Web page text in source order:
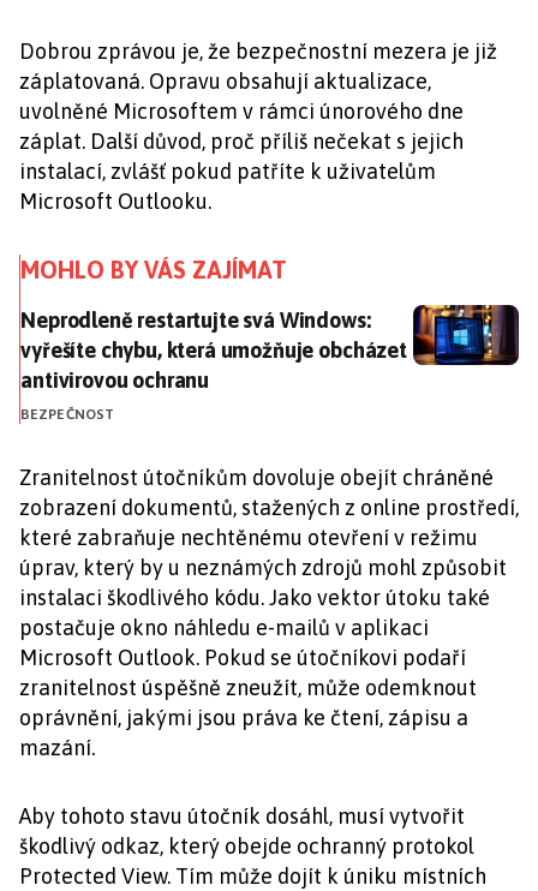
Dobrou zprávou je, že bezpečnostní mezera je již
záplatovaná. Opravu obsahují aktualizace,
uvolněné Microsoftem v rámci únorového dne
záplat. Další důvod, proč příliš nečekat s jejich
instalací, zvlášť pokud patříte k uživatelům
Microsoft Outlooku.
MOHLO BY VÁS ZAJÍMAT
Neprodleně restartujte svá Windows: vyřešíte
Neprodleně restartujte svá Windows:
vyřešíte chybu, která umožňuje obcházet
antivirovou ochranu
BEZPEČNOST
Zranitelnost útočníkům dovoluje obejít chráněné
zobrazení dokumentů, stažených z online prostředí,
které zabraňuje nechtěnému otevření v režimu
úprav, který by u neznámých zdrojů mohl způsobit
instalaci škodlivého kódu. Jako vektor útoku také
postačuje okno náhledu e-mailů v aplikaci
Microsoft Outlook. Pokud se útočníkovi podaří
zranitelnost úspěšně zneužít, může odemknout
oprávnění, jakými jsou práva ke čtení, zápisu a
mazání.
Aby tohoto stavu útočník dosáhl, musí vytvořit
škodlivý odkaz, který obejde ochranný protokol
Protected View. Tím může dojít k úniku místních